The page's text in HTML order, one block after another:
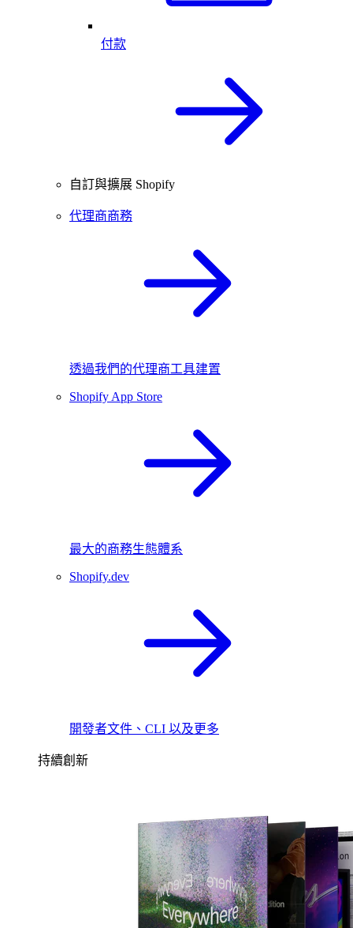
付款
自訂與擴展 Shopify
代理商商務
透過我們的代理商工具建置
Shopify App Store
最大的商務生態體系
Shopify.dev
開發者文件、CLI 以及更多
持續創新